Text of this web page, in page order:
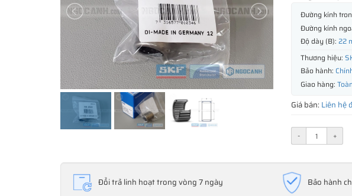
Đường kính
Đường kính
Độ dày (B): 22
Thương hiệu:
Bảo hành:
Giao hàng:
Giá bán: Liên hệ
- +
Đổi trả linh hoạt trong vòng 7 ngày Bảo hành